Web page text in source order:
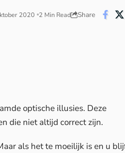
2020 2 Min Read Share
optische illusies. Deze
die niet altijd correct zijn.
als het te moeilijk is en u